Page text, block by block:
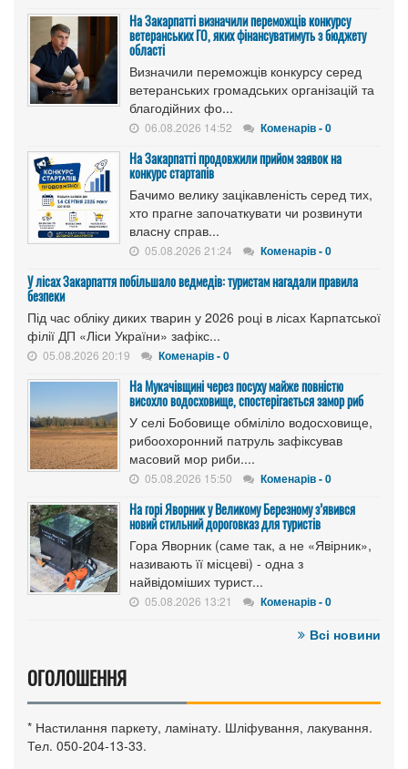
На Закарпатті визначили переможців конкурсу
ветеранських ГО, яких фінансуватимуть з бюджету
області
Визначили переможців конкурсу серед
ветеранських громадських організацій та
благодійних фо...
06.08.2026 14:52 Коменарів - 0
На Закарпатті продовжили прийом заявок на
конкурс стартапів
Бачимо велику зацікавленість серед тих,
хто прагне започаткувати чи розвинути
власну справ...
05.08.2026 21:24 Коменарів - 0
У лісах Закарпаття побільшало ведмедів: туристам нагадали правила
безпеки
Під час обліку диких тварин у 2026 році в лісах Карпатської
філії ДП «Ліси України» зафікс...
05.08.2026 20:19 Коменарів - 0
На Мукачівщині через посуху майже повністю
висохло водосховище, спостерігається замор риб
У селі Бобовище обміліло водосховище,
рибоохоронний патруль зафіксував
масовий мор риби....
05.08.2026 15:50 Коменарів - 0
На горі Яворник у Великому Березному з’явився
новий стильний дороговказ для туристів
Гора Яворник (саме так, а не «Явірник»,
називають її місцеві) - одна з
найвідоміших турист...
05.08.2026 13:21 Коменарів - 0
Всі новини
ОГОЛОШЕННЯ
* Настилання паркету, ламінату. Шліфування, лакування.
Тел. 050-204-13-33.